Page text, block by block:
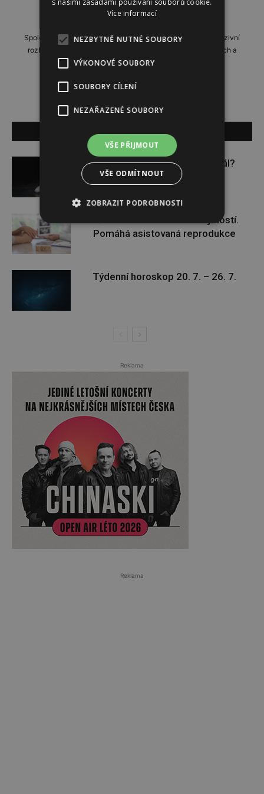
http://www.instinkt-online.cz
Společensko-reportážní týdeník, přinášející profilové a exkluzivní
rozhovory, domácí i zahraniční reportáže, příběhy zajímavých a
neobyčejných lidí.
SOUVISEJÍCÍ ČLÁNKY
Budou se vraždit malé děti dál?
Těhotenství není samozřejmostí.
Pomáhá asistovaná reprodukce
Týdenní horoskop 20. 7. – 26. 7.
Reklama
Reklama
s našimi zásadami používání souborů cookie.
Více informací
NEZBYTNĚ NUTNÉ SOUBORY
VÝKONOVÉ SOUBORY
SOUBORY CÍLENÍ
NEZAŘAZENÉ SOUBORY
VŠE PŘIJMOUT
VŠE ODMÍTNOUT
ZOBRAZIT PODROBNOSTI